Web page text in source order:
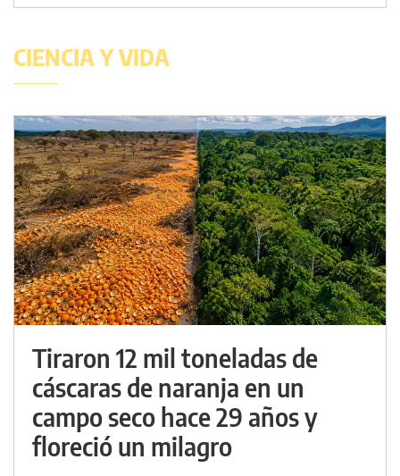
CIENCIA Y VIDA
Tiraron 12 mil toneladas de
cáscaras de naranja en un
campo seco hace 29 años y
floreció un milagro